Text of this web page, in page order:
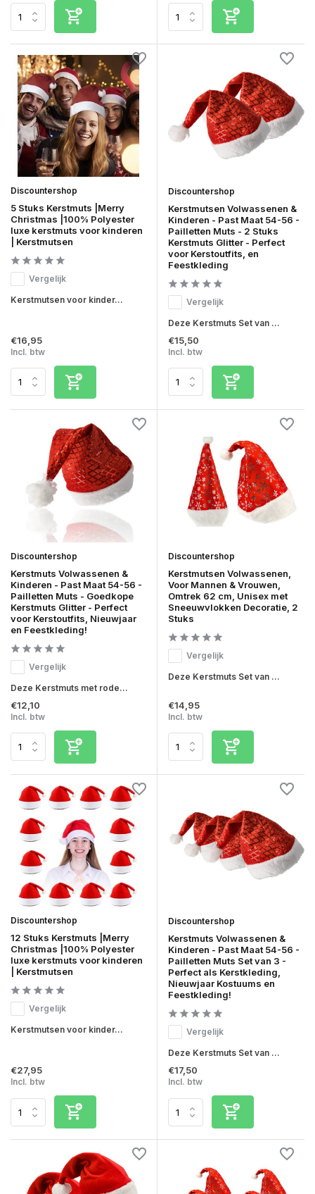
Discountershop
5 Stuks Kerstmuts |Merry
Christmas |100% Polyester
luxe kerstmuts voor kinderen
| Kerstmutsen
Vergelijk
Kerstmutsen voor kinder...
€16,95
Incl. btw
Discountershop
Kerstmutsen Volwassenen &
Kinderen - Past Maat 54-56 -
Pailletten Muts - 2 Stuks
Kerstmuts Glitter - Perfect
voor Kerstoutfits, en
Feestkleding
Vergelijk
Deze Kerstmuts Set van ...
€15,50
Incl. btw
Discountershop
Kerstmuts Volwassenen &
Kinderen - Past Maat 54-56 -
Pailletten Muts - Goedkope
Kerstmuts Glitter - Perfect
voor Kerstoutfits, Nieuwjaar
en Feestkleding!
Vergelijk
Deze Kerstmuts met rode...
€12,10
Incl. btw
Discountershop
Kerstmutsen Volwassenen,
Voor Mannen & Vrouwen,
Omtrek 62 cm, Unisex met
Sneeuwvlokken Decoratie, 2
Stuks
Vergelijk
Deze Kerstmuts Set van ...
€14,95
Incl. btw
Discountershop
12 Stuks Kerstmuts |Merry
Christmas |100% Polyester
luxe kerstmuts voor kinderen
| Kerstmutsen
Vergelijk
Kerstmutsen voor kinder...
€27,95
Incl. btw
Discountershop
Kerstmuts Volwassenen &
Kinderen - Past Maat 54-56 -
Pailletten Muts Set van 3 -
Perfect als Kerstkleding,
Nieuwjaar Kostuums en
Feestkleding!
Vergelijk
Deze Kerstmuts Set van ...
€17,50
Incl. btw